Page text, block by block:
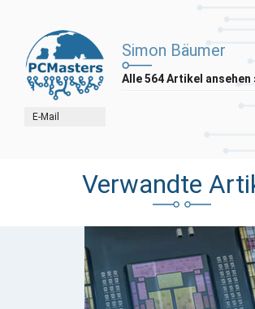
E-Mail
Simon Bäumer
Alle 564 Artikel ansehen
Verwandte